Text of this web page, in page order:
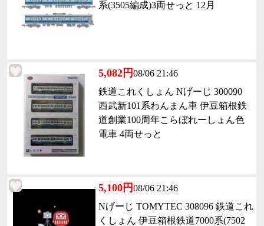
系(3505編成)3両せっと 12月
5,082円08/06 21:46
鉄道これくしょん Nげーじ 300090
西武新101系わんまん車 伊豆箱根鉄
道創業100周年こらぼれーしょん色
電車 4両せっと
5,100円08/06 21:46
Nげーじ TOMYTEC 308096 鉄道これ
くしょん 伊豆箱根鉄道7000系(7502